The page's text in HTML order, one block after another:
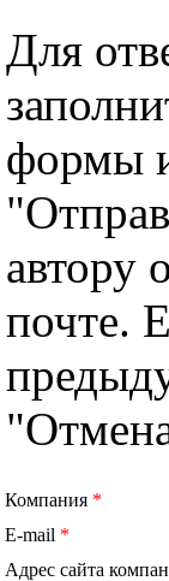
Для
формы
автору
почте.
Компания *
E-mail *
Адрес сайта